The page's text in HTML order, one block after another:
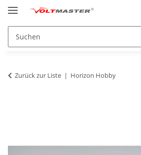
Zurück zur Liste Horizon Hobby